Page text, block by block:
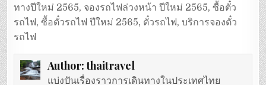
ทางปีใหม่ 2565, จองรถไฟล่วงหน้า ปีใหม่ 2565,ซื้อตั๋ว
รถไฟ,ซื้อตั๋วรถไฟ ปีใหม่ 2565, ตั๋วรถไฟ,บริการจองตั๋ว
รถไฟ
Author:thaitravel
แบ่งปันเรื่องราวการเดินทางในประเทศไทย